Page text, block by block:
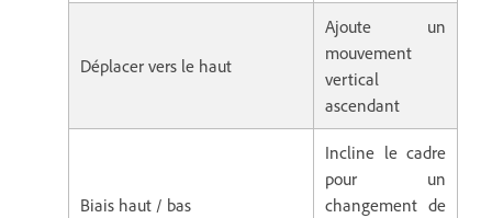
Déplacer vers le haut
Ajoute un
mouvement
vertical
ascendant
Biais haut / bas
Incline le cadre
pour un
changement de